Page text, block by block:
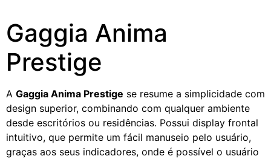
Gaggia Anima
Prestige
A Gaggia Anima Prestige se resume a simplicidade com
design superior, combinando com qualquer ambiente
desde escritórios ou residências. Possui display frontal
intuitivo, que permite um fácil manuseio pelo usuário,
graças aos seus indicadores, onde é possível o usuário